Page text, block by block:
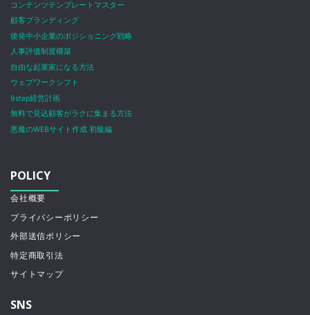
コンテンツテンプレートマスター
顧客ブランディング
後発中小企業のポジショニング戦略
人事評価制度構築
自由な起業家になる方法
ウェブワークシフト
9step経営計画
無料で見込顧客がラクに集まる方法
悪魔のWEBサイト作成 初級編
POLICY
会社概要
プライバシーポリシー
外部送信ポリシー
特定商取引法
サイトマップ
SNS